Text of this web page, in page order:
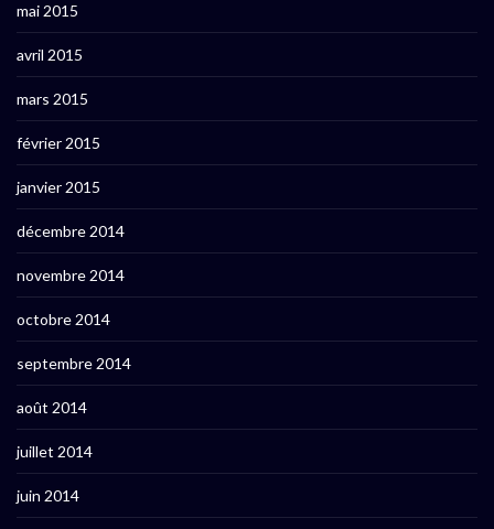
mai 2015
avril 2015
mars 2015
février 2015
janvier 2015
décembre 2014
novembre 2014
octobre 2014
septembre 2014
août 2014
juillet 2014
juin 2014